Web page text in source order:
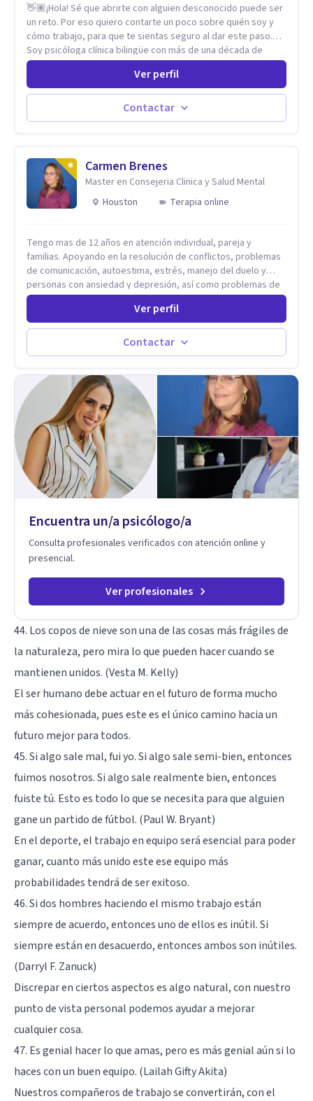
👋🏽¡Hola! Sé que abrirte con alguien desconocido puede ser
un reto. Por eso quiero contarte un poco sobre quién soy y
cómo trabajo, para que te sientas seguro al dar este paso.
Soy psicóloga clínica bilingüe con más de una década de
experiencia. He dictado conferencias, escrito artículos y
ejercido como profesora universitaria. Un dato curioso: he
vivido en varios países y conozco de primera mano lo que
significa ser migrante, adaptarse a los cambios y empezar de
nuevo.
Ver perfil
Contactar
Carmen Brenes
Master en Consejeria Clinica y Salud Mental
Houston
Terapia online
Tengo mas de 12 años en atención individual, pareja y
familias. Apoyando en la resolución de conflictos, problemas
de comunicación, autoestima, estrés, manejo del duelo y
personas con ansiedad y depresión, así como problemas de
conducta y comportamiento. Desarrollo de personas
Estableciendo metas a corto y largo plazo, es vital para la
vida de cada uno tener su propia vision.
Ver perfil
Contactar
Encuentra un/a psicólogo/a
Consulta profesionales verificados con atención online y
presencial.
Ver profesionales
44. Los copos de nieve son una de las cosas más frágiles de
la naturaleza, pero mira lo que pueden hacer cuando se
mantienen unidos. (Vesta M. Kelly)
El ser humano debe actuar en el futuro de forma mucho
más cohesionada, pues este es el único camino hacia un
futuro mejor para todos.
45. Si algo sale mal, fui yo. Si algo sale semi-bien, entonces
fuimos nosotros. Si algo sale realmente bien, entonces
fuiste tú. Esto es todo lo que se necesita para que alguien
gane un partido de fútbol. (Paul W. Bryant)
En el deporte, el trabajo en equipo será esencial para poder
ganar, cuanto más unido este ese equipo más
probabilidades tendrá de ser exitoso.
46. Si dos hombres haciendo el mismo trabajo están
siempre de acuerdo, entonces uno de ellos es inútil. Si
siempre están en desacuerdo, entonces ambos son inútiles.
(Darryl F. Zanuck)
Discrepar en ciertos aspectos es algo natural, con nuestro
punto de vista personal podemos ayudar a mejorar
cualquier cosa.
47. Es genial hacer lo que amas, pero es más genial aún si lo
haces con un buen equipo. (Lailah Gifty Akita)
Nuestros compañeros de trabajo se convertirán, con el